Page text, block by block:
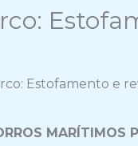
Estofamento e
MARÍTIMOS